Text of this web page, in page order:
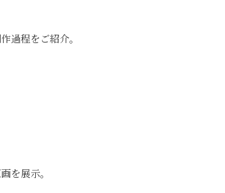
過程をご紹介。
を展示。